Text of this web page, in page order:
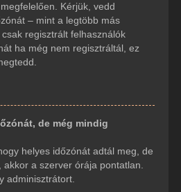
Kérjük, vedd
– mint a legtöbb más
regisztrált felhasználók
ha még nem regisztráltál, ez
de még mindig
helyes időzónát adtál meg, de
a szerver órája pontatlan.
adminisztrátort.